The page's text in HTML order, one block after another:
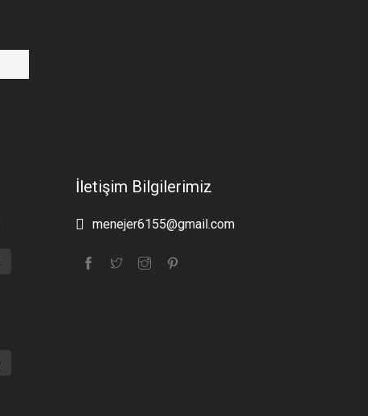
İletişim Bilgilerimiz
menejer6155@gmail.com